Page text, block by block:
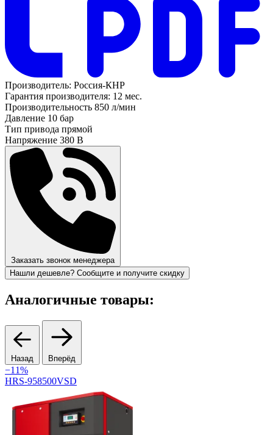
Производитель: Россия-КНР
Гарантия производителя: 12 мес.
Производительность 850 л/мин
Давление 10 бар
Тип привода прямой
Напряжение 380 В
Заказать звонок менеджера
Нашли дешевле? Сообщите и получите скидку
Аналогичные товары:
Назад Вперёд
−11%
HRS-958500VSD